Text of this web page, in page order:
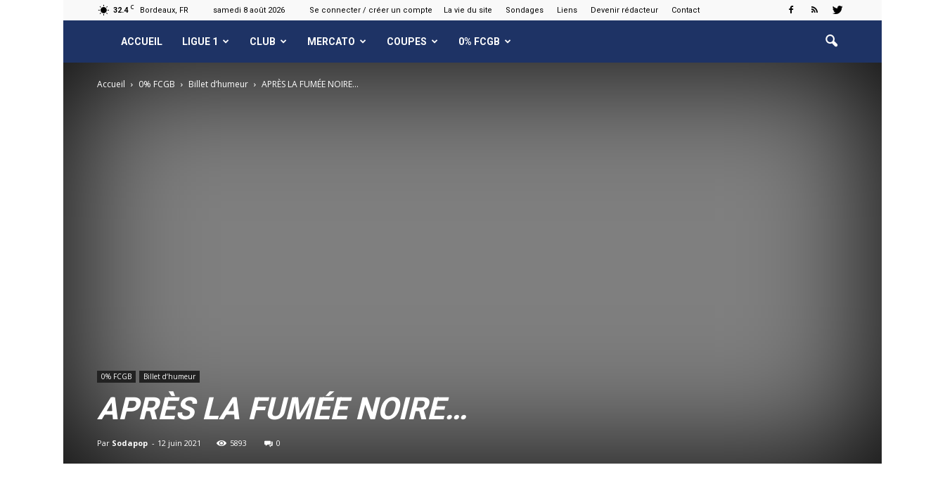
32.4 C Bordeaux, FR samedi 8 août 2026 Se connecter / créer un compte La vie du site Sondages Liens Devenir rédacteur Contact
FCGB.net
ACCUEIL LIGUE 1 CLUB MERCATO COUPES 0% FCGB
Accueil 0% FCGB Billet d‘humeur APRÈS LA FUMÉE NOIRE…
0% FCGB Billet d‘humeur
APRÈS LA FUMÉE NOIRE…
Par Sodapop - 12 juin 2021 5893 0